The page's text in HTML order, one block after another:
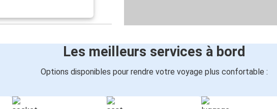
Les meilleurs services à bord
Options disponibles pour rendre votre voyage plus confortable :